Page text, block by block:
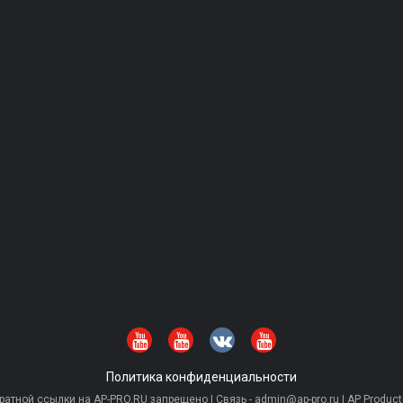
Политика конфиденциальности
ссылки на AP-PRO.RU запрещено | Связь - admin@ap-pro.ru | AP